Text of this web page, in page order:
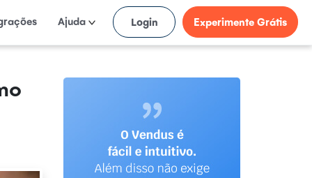
Ajuda Login Experimente Grátis